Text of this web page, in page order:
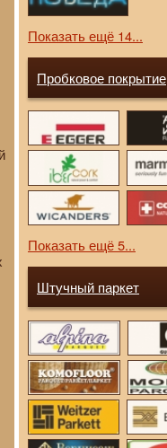
Показать ещё 14...
Пробковое покрытие
Показать ещё 5...
Штучный паркет